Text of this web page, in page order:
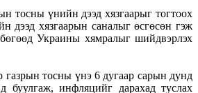
тосны үнийн дээд хязгаарыг тогтоох
дээд хязгаарын саналыг өсгөсөн гэж
Украины хямралыг шийдвэрлэх
газрын тосны үнэ 6 дугаар сарын дунд
инфляцийг дарахад туслах